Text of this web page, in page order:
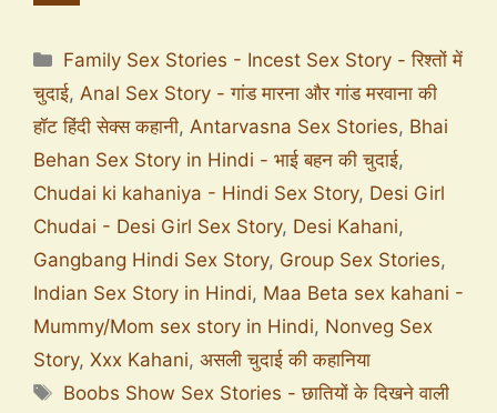
Family Sex Stories - Incest Sex Story - रिश्तों में
चुदाई, Anal Sex Story - गांड मारना और गांड मरवाना की
हॉट हिंदी सेक्स कहानी, Antarvasna Sex Stories, Bhai
Behan Sex Story in Hindi - भाई बहन की चुदाई,
Chudai ki kahaniya - Hindi Sex Story, Desi Girl
Chudai - Desi Girl Sex Story, Desi Kahani,
Gangbang Hindi Sex Story, Group Sex Stories,
Indian Sex Story in Hindi, Maa Beta sex kahani -
Mummy/Mom sex story in Hindi, Nonveg Sex
Story, Xxx Kahani, असली चुदाई की कहानिया
Boobs Show Sex Stories - छातियों के दिखने वाली